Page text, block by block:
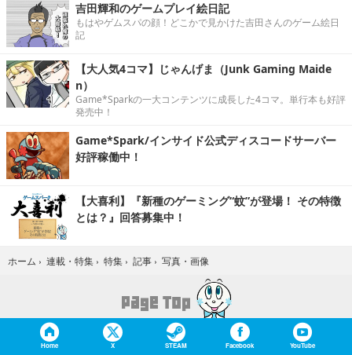
吉田輝和のゲームプレイ絵日記
もはやゲムスパの顔！どこかで見かけた吉田さんのゲーム絵日
記
【大人気4コマ】じゃんげま（Junk Gaming Maide
n）
Game*Sparkの一大コンテンツに成長した4コマ。単行本も好評
発売中！
Game*Spark/インサイド公式ディスコードサーバー
好評稼働中！
【大喜利】『新種のゲーミング“蚊”が登場！ その特徴
とは？』回答募集中！
ホーム › 連載・特集 › 特集 › 記事 › 写真・画像
Home X STEAM Facebook YouTube